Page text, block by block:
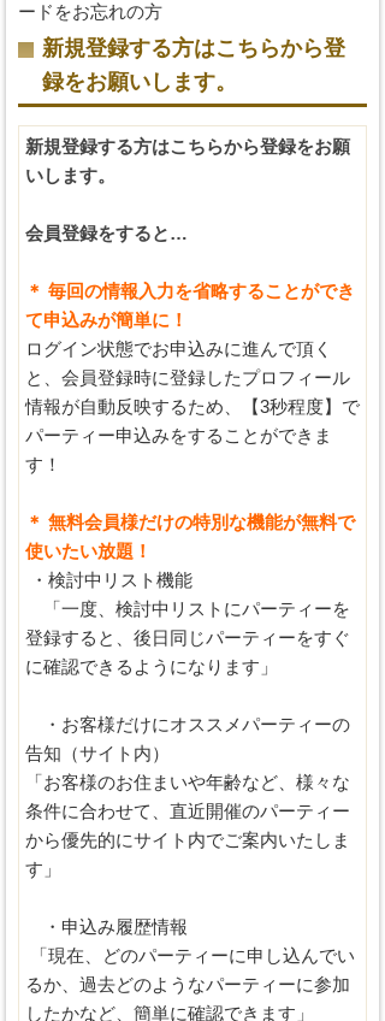
ードをお忘れの方
新規登録する方はこちらから登
録をお願いします。
新規登録する方はこちらから登録をお願
いします。
会員登録をすると…
＊ 毎回の情報入力を省略することができ
て申込みが簡単に！
ログイン状態でお申込みに進んで頂く
と、会員登録時に登録したプロフィール
情報が自動反映するため、【3秒程度】で
パーティー申込みをすることができま
す！
＊ 無料会員様だけの特別な機能が無料で
使いたい放題！
・検討中リスト機能
「一度、検討中リストにパーティーを
登録すると、後日同じパーティーをすぐ
に確認できるようになります」
・お客様だけにオススメパーティーの
告知（サイト内）
「お客様のお住まいや年齢など、様々な
条件に合わせて、直近開催のパーティー
から優先的にサイト内でご案内いたしま
す」
・申込み履歴情報
「現在、どのパーティーに申し込んでい
るか、過去どのようなパーティーに参加
したかなど、簡単に確認できます」